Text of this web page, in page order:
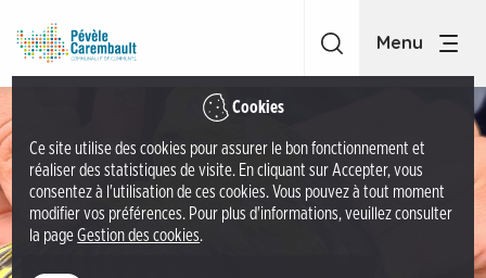
d
r
a
u
m
C
P
Cookies
Ce site utilise des cookies pour assurer le bon fonctionnement et
réaliser des statistiques de visite. En cliquant sur Accepter, vous
consentez à l'utilisation de ces cookies. Vous pouvez à tout moment
modifier vos préférences. Pour plus d'informations, veuillez consulter
la pageGestion des cookies.